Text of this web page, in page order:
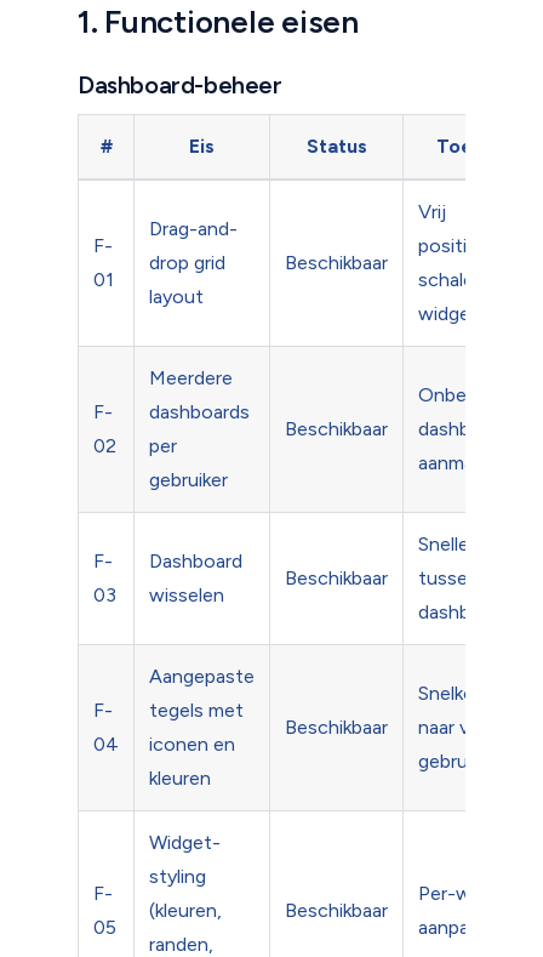
1. Functionele eisen
Dashboard-beheer
# Eis Status Toelichting
F-
01
Drag-and-
drop grid
layout
Beschikbaar
Vrij
positioneren
schalen van
widgets
F-
02
Meerdere
dashboards
per
gebruiker
Beschikbaar
Onbeperkt
dashboards
aanmaken
F-
03
Dashboard
wisselen
Beschikbaar
Snelle
tussen
dashboards
F-
04
Aangepaste
tegels met
iconen en
kleuren
Beschikbaar
naar veel-
gebruikte
F-
05
Widget-
styling
(kleuren,
randen,
Beschikbaar
Per-widget
aanpassing